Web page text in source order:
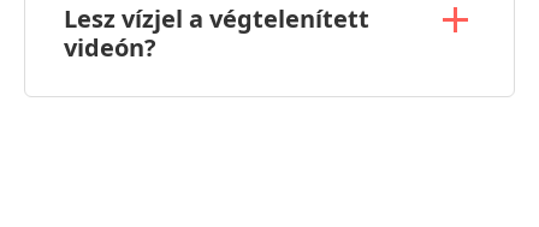
Lesz vízjel a végtelenített
videón?